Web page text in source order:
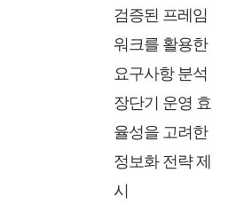
검증된 프레임
워크를 활용한
요구사항 분석
장단기 운영 효
율성을 고려한
정보화 전략 제
시